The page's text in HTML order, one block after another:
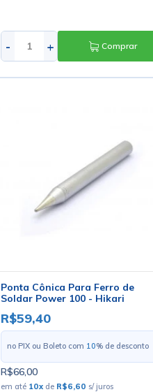
- + Comprar
Ponta Cônica Para Ferro de
Soldar Power 100 - Hikari
R$59,40
no PIX ou Boleto com 10% de desconto
R$66,00
em até 10xde R$6,60 s/ juros